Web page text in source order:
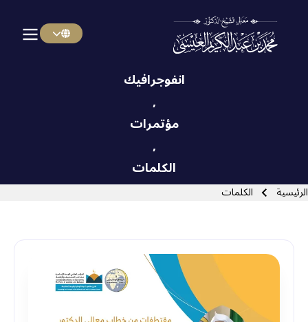
Skip to main navigation
انفوجرافيك
,
مؤتمرات
,
الكلمات
مسار التنقل
الرئيسية الكلمات